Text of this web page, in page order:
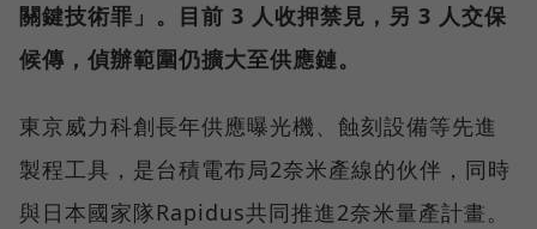
關鍵技術罪」。目前 3 人收押禁見，另 3 人交保
候傳，偵辦範圍仍擴大至供應鏈。
東京威力科創長年供應曝光機、蝕刻設備等先進
製程工具，是台積電布局2奈米產線的伙伴，同時
與日本國家隊Rapidus共同推進2奈米量產計畫。